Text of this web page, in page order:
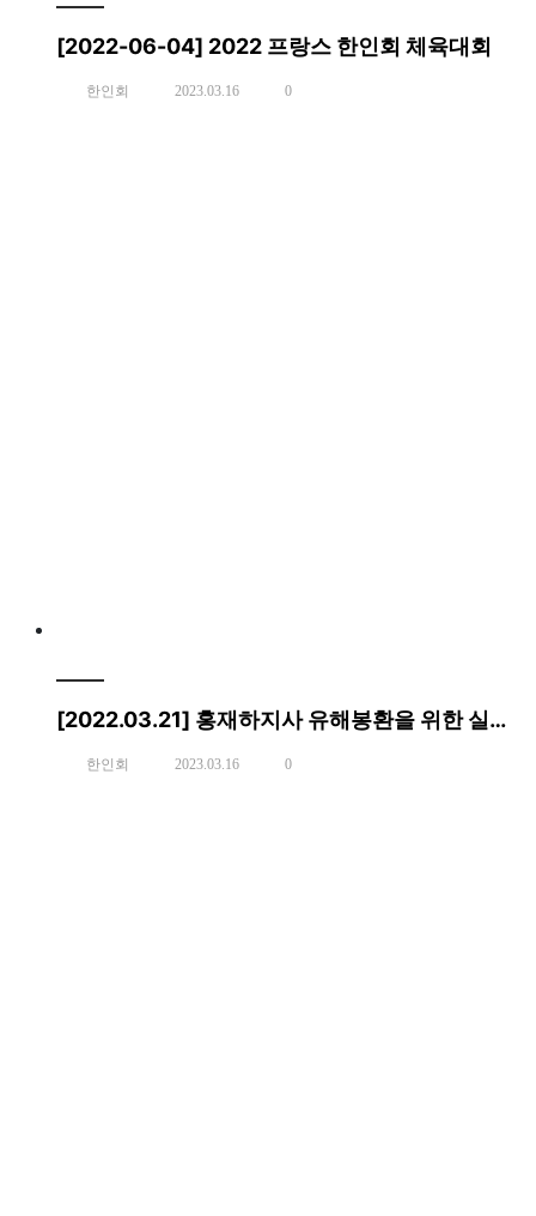
[2022-06-04] 2022 프랑스 한인회 체육대회
한인회 2023.03.16 0
[2022.03.21] 홍재하지사 유해봉환을 위한 실무관 방문
한인회 2023.03.16 0